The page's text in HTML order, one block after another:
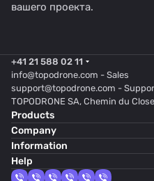
вашего проекта.
+41 21 588 02 11
info@topodrone.com - Sales
support@topodrone.com -
TOPODRONE SA, Chemin du
Products
Company
Information
Help